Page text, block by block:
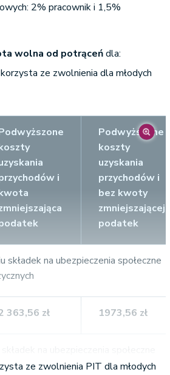
2% pracownik i 1,5%
wolna od potrąceńdla:
ze zwolnienia dla młodych
i
Podwyższone
koszty
uzyskania
przychodów i
bez kwoty
zmniejszającej
podatek
na ubezpieczenia społeczne
363,56 zł 1973,56 zł
ze zwolnienia PIT dla młodych